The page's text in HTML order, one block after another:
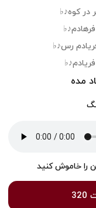
کوه♪♭
رس♪♭
مده
را خاموش کنید